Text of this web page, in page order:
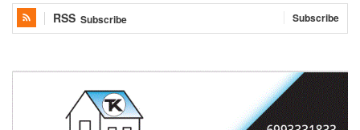
RSS Subscribe Subscribe